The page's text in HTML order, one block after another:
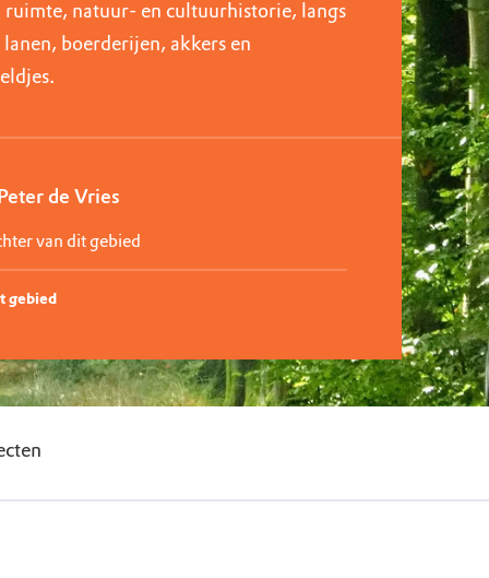
ruimte, natuur- en cultuurhistorie, langs
lanen, boerderijen, akkers en
de Vries
van dit gebied
gebied